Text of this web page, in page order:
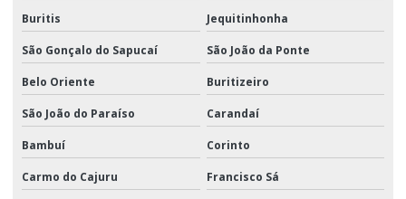
Buritis Jequitinhonha
São Gonçalo do Sapucaí São João da Ponte
Belo Oriente Buritizeiro
São João do Paraíso Carandaí
Bambuí Corinto
Carmo do Cajuru Francisco Sá